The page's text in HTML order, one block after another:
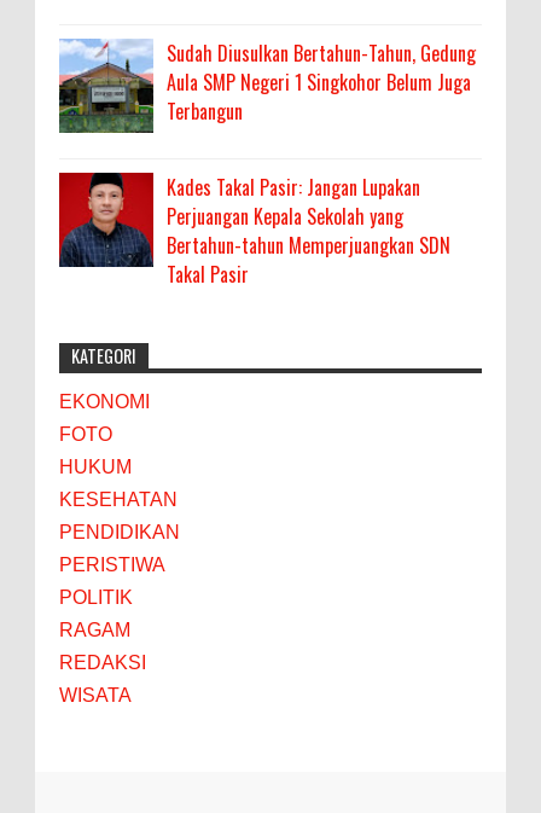
Sudah Diusulkan Bertahun-Tahun, Gedung
Aula SMP Negeri 1 Singkohor Belum Juga
Terbangun
Kades Takal Pasir: Jangan Lupakan
Perjuangan Kepala Sekolah yang
Bertahun-tahun Memperjuangkan SDN
Takal Pasir
KATEGORI
EKONOMI
FOTO
HUKUM
KESEHATAN
PENDIDIKAN
PERISTIWA
POLITIK
RAGAM
REDAKSI
WISATA